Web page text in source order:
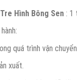
Hình Bông Sen: 1
quá trình vận
xuất.